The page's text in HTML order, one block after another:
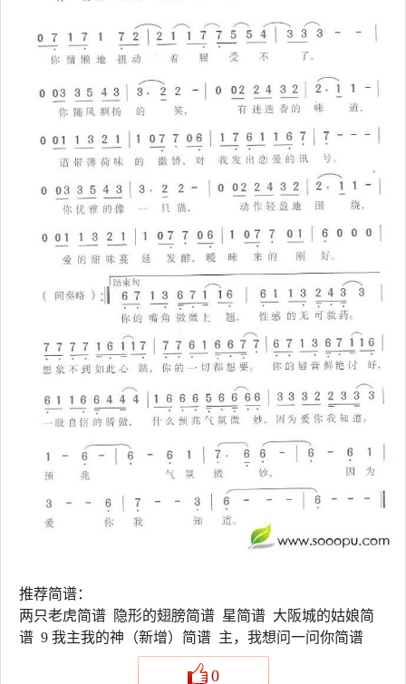
推荐简谱：
两只老虎简谱 隐形的翅膀简谱 星简谱 大阪城的姑娘简
谱 9 我主我的神（新增）简谱 主，我想问一问你简谱
0